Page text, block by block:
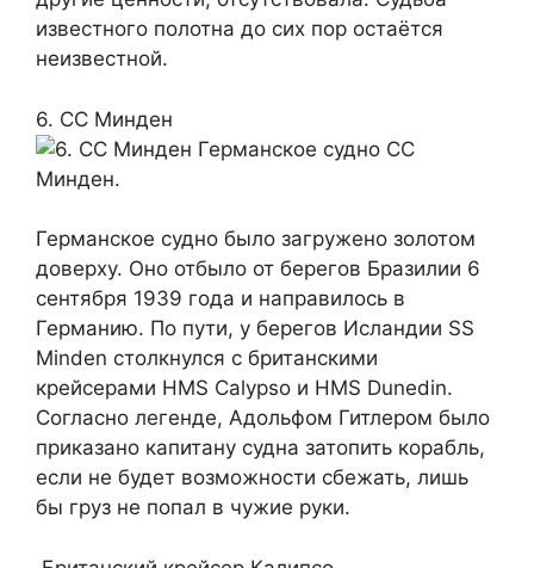
известного полотна до сих пор остаётся
неизвестной.
6. СС Минден
Германское судно СС
Минден.
Германское судно было загружено золотом
доверху. Оно отбыло от берегов Бразилии 6
сентября 1939 года и направилось в
Германию. По пути, у берегов Исландии SS
Minden столкнулся с британскими
крейсерами HMS Calypso и HMS Dunedin.
Согласно легенде, Адольфом Гитлером было
приказано капитану судна затопить корабль,
если не будет возможности сбежать, лишь
бы груз не попал в чужие руки.